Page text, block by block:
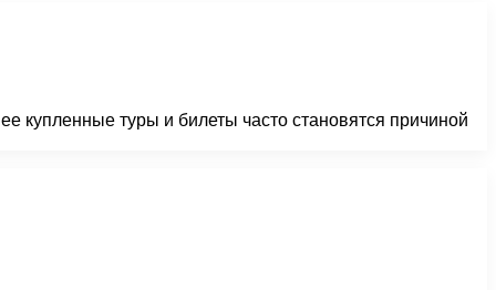
купленные туры и билеты часто становятся причиной